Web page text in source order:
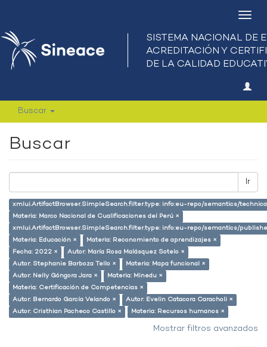
Buscar
Buscar
Ir
xmlui.ArtifactBrowser.SimpleSearch.filter.type: info:eu-repo/semantics/
Materia: Marco Nacional de Cualificaciones del Perú ×
xmlui.ArtifactBrowser.SimpleSearch.filter.type: info:eu-repo/semantics/
Materia: Educación ×
Materia: Reconomiento de aprendizajes ×
Fecha: 2022 ×
Autor: María Rosa Malásquez Sotelo ×
Autor: Stephanie Barboza Tello ×
Materia: Mapa funcional ×
Autor: Nelly Góngora Jara ×
Materia: Minedu ×
Materia: Certificación de Competencias ×
Autor: Bernardo García Velando ×
Autor: Evelin Catacora Caracholi ×
Autor: Cristhian Pacheco Castillo ×
Materia: Recursos humanos ×
Mostrar filtros avanzados